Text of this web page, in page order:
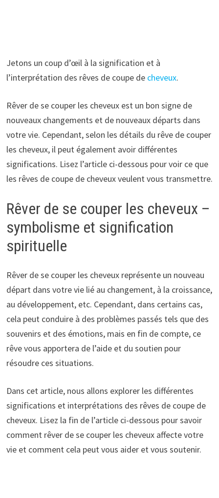
Jetons un coup d’œil à la signification et à
l’interprétation des rêves de coupe de cheveux.
Rêver de se couper les cheveux est un bon signe de
nouveaux changements et de nouveaux départs dans
votre vie. Cependant, selon les détails du rêve de couper
les cheveux, il peut également avoir différentes
significations. Lisez l’article ci-dessous pour voir ce que
les rêves de coupe de cheveux veulent vous transmettre.
Rêver de se couper les cheveux –
symbolisme et signification
spirituelle
Rêver de se couper les cheveux représente un nouveau
départ dans votre vie lié au changement, à la croissance,
au développement, etc. Cependant, dans certains cas,
cela peut conduire à des problèmes passés tels que des
souvenirs et des émotions, mais en fin de compte, ce
rêve vous apportera de l’aide et du soutien pour
résoudre ces situations.
Dans cet article, nous allons explorer les différentes
significations et interprétations des rêves de coupe de
cheveux. Lisez la fin de l’article ci-dessous pour savoir
comment rêver de se couper les cheveux affecte votre
vie et comment cela peut vous aider et vous soutenir.